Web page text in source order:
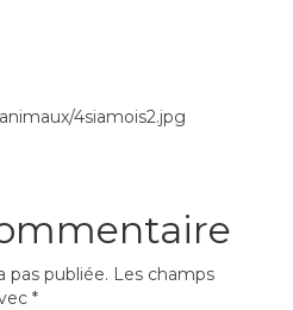
4siamois2.jpg
pas publiée. Les champs
*